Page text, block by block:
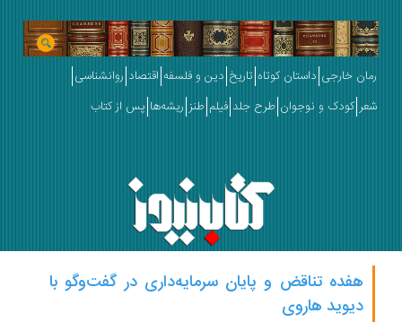
خارجی داستان کوتاه تاریخ دین و فلسفه اقتصاد روانشناسی
کودک و نوجوان طرح جلد فیلم طنز ریشه‌ها پس از کتاب
هفده تناقض و پایان سرمایه‌داری در گفت‌و‌گو با
دیوید هاروی